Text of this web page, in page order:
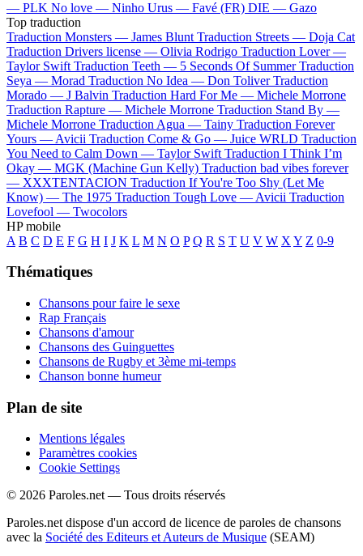
— PLK No love — Ninho Urus — Favé (FR) DIE — Gazo
Top traduction
Traduction Monsters — James Blunt Traduction Streets — Doja Cat
Traduction Drivers license — Olivia Rodrigo Traduction Lover —
Taylor Swift Traduction Teeth — 5 Seconds Of Summer Traduction
Seya — Morad Traduction No Idea — Don Toliver Traduction
Morado — J Balvin Traduction Hard For Me — Michele Morrone
Traduction Rapture — Michele Morrone Traduction Stand By —
Michele Morrone Traduction Agua — Tainy Traduction Forever
Yours — Avicii Traduction Come & Go — Juice WRLD Traduction
You Need to Calm Down — Taylor Swift Traduction I Think I’m
Okay — MGK (Machine Gun Kelly) Traduction bad vibes forever
— XXXTENTACION Traduction If You're Too Shy (Let Me
Know) — The 1975 Traduction Tough Love — Avicii Traduction
Lovefool — Twocolors
HP mobile
A B C D E F G H I J K L M N O P Q R S T U V W X Y Z 0-9
Thématiques
Chansons pour faire le sexe
Rap Français
Chansons d'amour
Chansons des Guinguettes
Chansons de Rugby et 3ème mi-temps
Chanson bonne humeur
Plan de site
Mentions légales
Paramètres cookies
Cookie Settings
© 2026 Paroles.net — Tous droits réservés
Paroles.net dispose d'un accord de licence de paroles de chansons
avec la Société des Editeurs et Auteurs de Musique (SEAM)